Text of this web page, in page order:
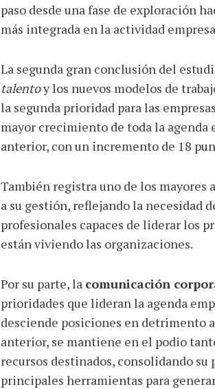
paso desde una fase de exploración
más integrada en la actividad
La segunda gran conclusión del
talentoy los nuevos modelos de
la segunda prioridad para las
mayor crecimiento de toda la agenda
anterior, con un incremento de 18
También registra uno de los mayores
a su gestión, reflejando la necesidad
profesionales capaces de liderar los
están viviendo las organizaciones.
Por su parte, la comunicación
prioridades que lideran la agenda
desciende posiciones en detrimento
anterior, se mantiene en el podio
recursos destinados, consolidando su
principales herramientas para